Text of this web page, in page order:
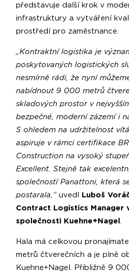
představuje další krok v
infrastruktury a vytváření
prostředí pro zaměstnance.
„Kontraktní logistika je
poskytovaných logistických
nesmírně rádi, že nyní
nabídnout 9 000 metrů
skladových prostor v
bezpečné, moderní zázemí i
S ohledem na udržitelnost
aspiruje v rámci certifikace
Construction na vysoký
Excellent. Stejně tak
společností Panattoni, která
postarala,“ uvedl
Luboš
Contract Logistics Manager
společnosti Kuehne+Nagel .
Hala má celkovou
metrů čtverečních a je plně
Kuehne+Nagel. Přibližně 9